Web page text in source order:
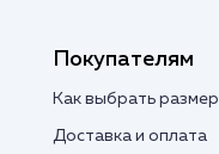
Покупателям
Как выбрать размер
Доставка и оплата